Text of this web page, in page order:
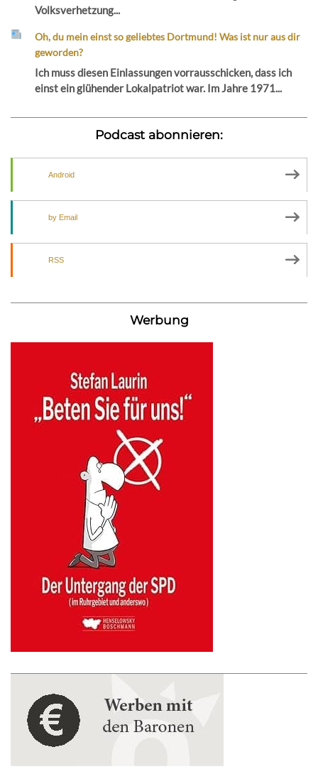
Volksverhetzung...
Oh, du mein einst so geliebtes Dortmund! Was ist nur aus dir
geworden?
Ich muss diesen Einlassungen vorrausschicken, dass ich
einst ein glühender Lokalpatriot war. Im Jahre 1971...
Podcast abonnieren:
Android
by Email
RSS
Werbung